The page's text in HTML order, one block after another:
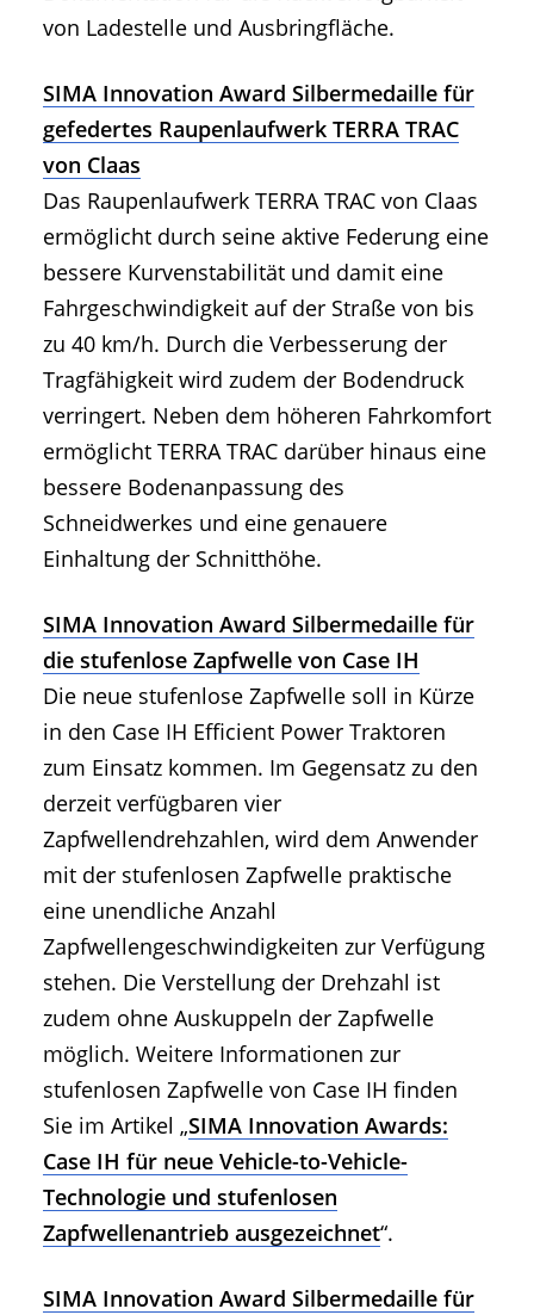
von Ladestelle und Ausbringfläche.
SIMA Innovation Award Silbermedaille für
gefedertes Raupenlaufwerk TERRA TRAC
von Claas
Das Raupenlaufwerk TERRA TRAC von Claas
ermöglicht durch seine aktive Federung eine
bessere Kurvenstabilität und damit eine
Fahrgeschwindigkeit auf der Straße von bis
zu 40 km/h. Durch die Verbesserung der
Tragfähigkeit wird zudem der Bodendruck
verringert. Neben dem höheren Fahrkomfort
ermöglicht TERRA TRAC darüber hinaus eine
bessere Bodenanpassung des
Schneidwerkes und eine genauere
Einhaltung der Schnitthöhe.
SIMA Innovation Award Silbermedaille für
die stufenlose Zapfwelle von Case IH
Die neue stufenlose Zapfwelle soll in Kürze
in den Case IH Efficient Power Traktoren
zum Einsatz kommen. Im Gegensatz zu den
derzeit verfügbaren vier
Zapfwellendrehzahlen, wird dem Anwender
mit der stufenlosen Zapfwelle praktische
eine unendliche Anzahl
Zapfwellengeschwindigkeiten zur Verfügung
stehen. Die Verstellung der Drehzahl ist
zudem ohne Auskuppeln der Zapfwelle
möglich. Weitere Informationen zur
stufenlosen Zapfwelle von Case IH finden
Sie im Artikel „SIMA Innovation Awards:
Case IH für neue Vehicle-to-Vehicle-
Technologie und stufenlosen
Zapfwellenantrieb ausgezeichnet“.
SIMA Innovation Award Silbermedaille für